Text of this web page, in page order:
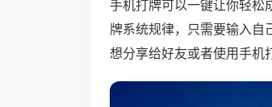
手机打牌可以一键让你轻松
牌系统规律，只需要输入自
想分享给好友或者使用手机